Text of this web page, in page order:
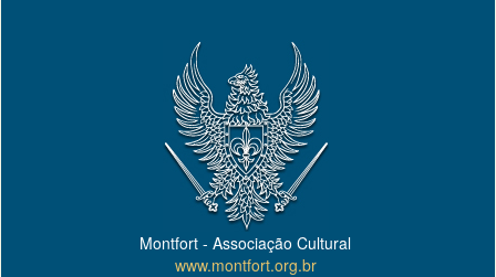
Montfort - Associação Cultural
www.montfort.org.br